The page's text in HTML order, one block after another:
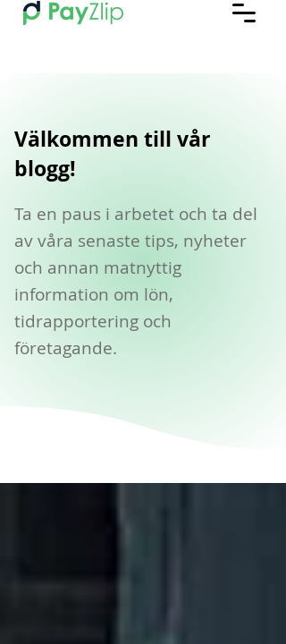
Välkommen till vår
blogg!
Ta en paus i arbetet och ta del
av våra senaste tips, nyheter
och annan matnyttig
information om lön,
tidrapportering och
företagande.